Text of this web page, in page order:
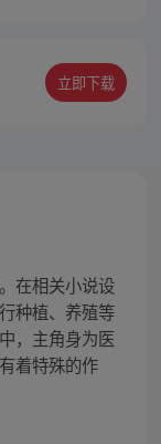
支持血蹄。
立即下载
在相关小说设
种植、养殖等
，主角身为医
着特殊的作